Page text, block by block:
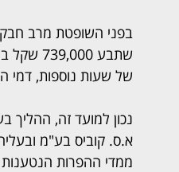
שתבע
של שעות נוספות, דמי
נכון למועד זה, ההליך
א.ס. קוביס בע"מ
ממדי ההפרות